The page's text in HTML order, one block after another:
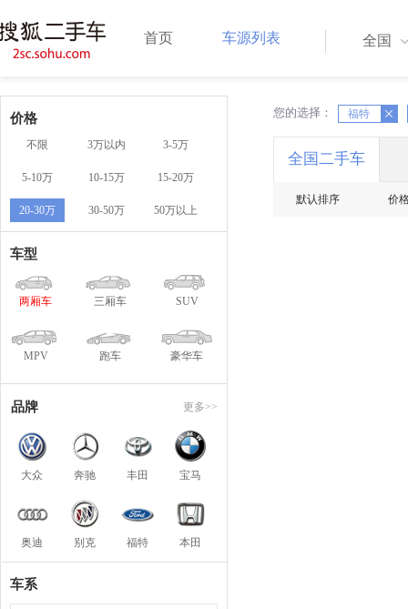
首页 车源列表 全国
价格
不限 3万以内 3-5万
5-10万 10-15万 15-20万
20-30万 30-50万 50万以上
车型
两厢车 三厢车 SUV
MPV 跑车 豪华车
品牌 更多>>
大众 奔驰 丰田 宝马
奥迪 别克 福特 本田
车系
您的选择： 福特
X X
全国二手车
默认排序 价